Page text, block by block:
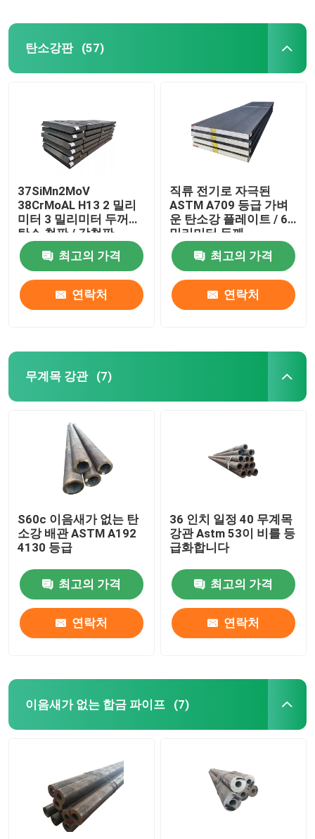
탄소강판 (57)
37SiMn2MoV
38CrMoAL H13 2 밀리
미터 3 밀리미터 두꺼운
탄소 철판 / 강철판
최고의 가격
연락처
직류 전기로 자극된
ASTM A709 등급 가벼
운 탄소강 플레이트 / 6
밀리미터 두께
최고의 가격
연락처
무계목 강관 (7)
S60c 이음새가 없는 탄
소강 배관 ASTM A192
4130 등급
최고의 가격
연락처
36 인치 일정 40 무계목
강관 Astm 53이 비를 등
급화합니다
최고의 가격
연락처
이음새가 없는 합금 파이프 (7)